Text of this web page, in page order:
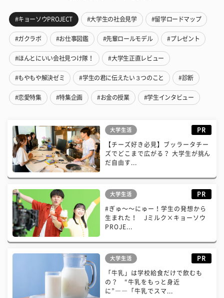
#キョーソウPROJECT #大学生の社会見学 #留学ロードマップ
#ガクラボ #お仕事図鑑 #先輩ロールモデル #プレゼント
#ほんとにいい会社見つけ隊！ #大学生正直レビュー
#もやもや解決ゼミ #学生の君に伝えたい３つのこと #診断
#恋愛特集 #特集企画 #お金の授業 #学生インタビュー
大学生活 PR
【チーズ好き必見】ブッラータチー
ズでどこまで広がる？ 大学生が挑ん
だ自由す...
大学生活 PR
#ぎゅ〜〜にゅー！学生の発想から
生まれた！ Jミルク×キョーソウ
PROJE...
大学生活 PR
「牛乳」は学校給食だけで飲むも
の？ “牛乳をもっと身近
に”――「牛乳でスマ...